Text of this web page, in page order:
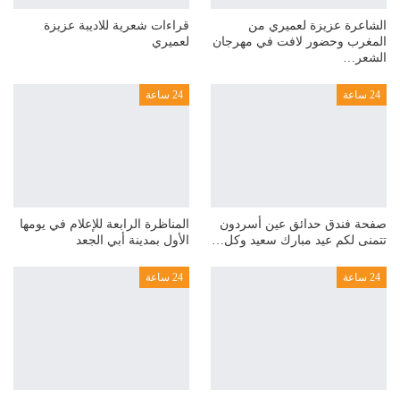
الشاعرة عزيزة لعميري من
المغرب وحضور لافت في مهرجان
الشعر…
قراءات شعرية للاديبة عزيزة
لعميري
24 ساعة
صفحة فندق حدائق عين أسردون
تتمنى لكم عيد مبارك سعيد وكل…
24 ساعة
المناظرة الرابعة للإعلام في يومها
الأول بمدينة أبي الجعد
24 ساعة 24 ساعة